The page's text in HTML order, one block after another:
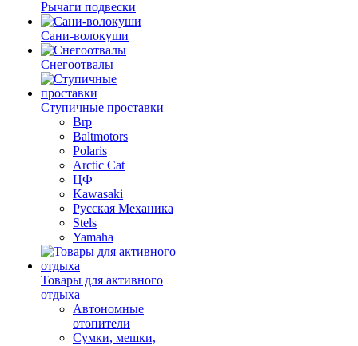
Рычаги подвески
Сани-волокуши
Снегоотвалы
Ступичные проставки
Brp
Baltmotors
Polaris
Arctic Cat
ЦФ
Kawasaki
Русская Механика
Stels
Yamaha
Товары для активного
отдыха
Автономные
отопители
Сумки, мешки,